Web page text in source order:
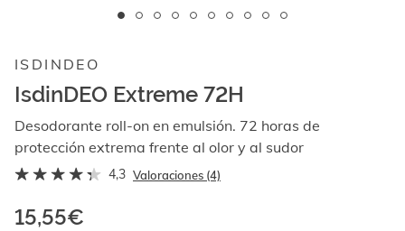
imágenes
videos.
navegar
con
las
arriba
ISDINDEO
IsdinDEO Extreme 72H
Desodorante roll-on en emulsión. 72 horas de
protección extrema frente al olor y al sudor
4,3 Valoraciones (4)
15,55€